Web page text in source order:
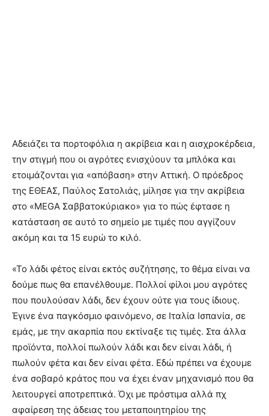
Αδειάζει τα πορτοφόλια η ακρίβεια και η αισχροκέρδεια,
την στιγμή που οι αγρότες ενισχύουν τα μπλόκα και
ετοιμάζονται για «απόβαση» στην Αττική. Ο πρόεδρος
της ΕΘΕΑΣ, Παύλος Σατολιάς, μίλησε για την ακρίβεια
στο «MEGA Σαββατοκύριακο» για το πώς έφτασε η
κατάσταση σε αυτό το σημείο με τιμές που αγγίζουν
ακόμη και τα 15 ευρώ το κιλό.
«Το λάδι φέτος είναι εκτός συζήτησης, το θέμα είναι να
δούμε πως θα επανέλθουμε. Πολλοί φίλοι μου αγρότες
που πουλούσαν λάδι, δεν έχουν ούτε για τους ίδιους.
Έγινε ένα παγκόσμιο φαινόμενο, σε Ιταλία Ισπανία, σε
εμάς, με την ακαρπία που εκτίναξε τις τιμές. Στα άλλα
προϊόντα, πολλοί πωλούν λάδι και δεν είναι λάδι, ή
πωλούν φέτα και δεν είναι φέτα. Εδώ πρέπει να έχουμε
ένα σοβαρό κράτος που να έχει έναν μηχανισμό που θα
λειτουργεί αποτρεπτικά. Όχι με πρόστιμα αλλά πχ
αφαίρεση της άδειας του μεταποιητηρίου της